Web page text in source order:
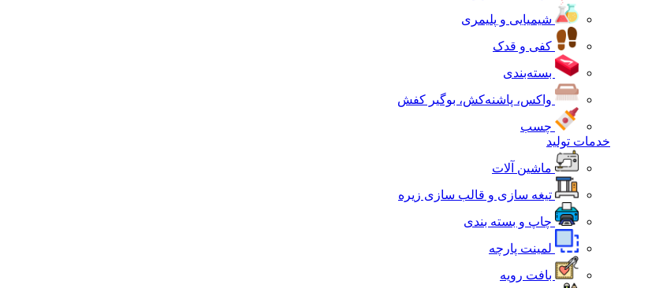
شیمیایی و پلیمری
کفی و قدک
بسته‌بندی
واکس، پاشنه‌کش، بوگیر کفش
چسب
خدمات تولید
ماشین آلات
تیغه سازی و قالب سازی زیره
چاپ و بسته بندی
لمینت پارچه
بافت رویه